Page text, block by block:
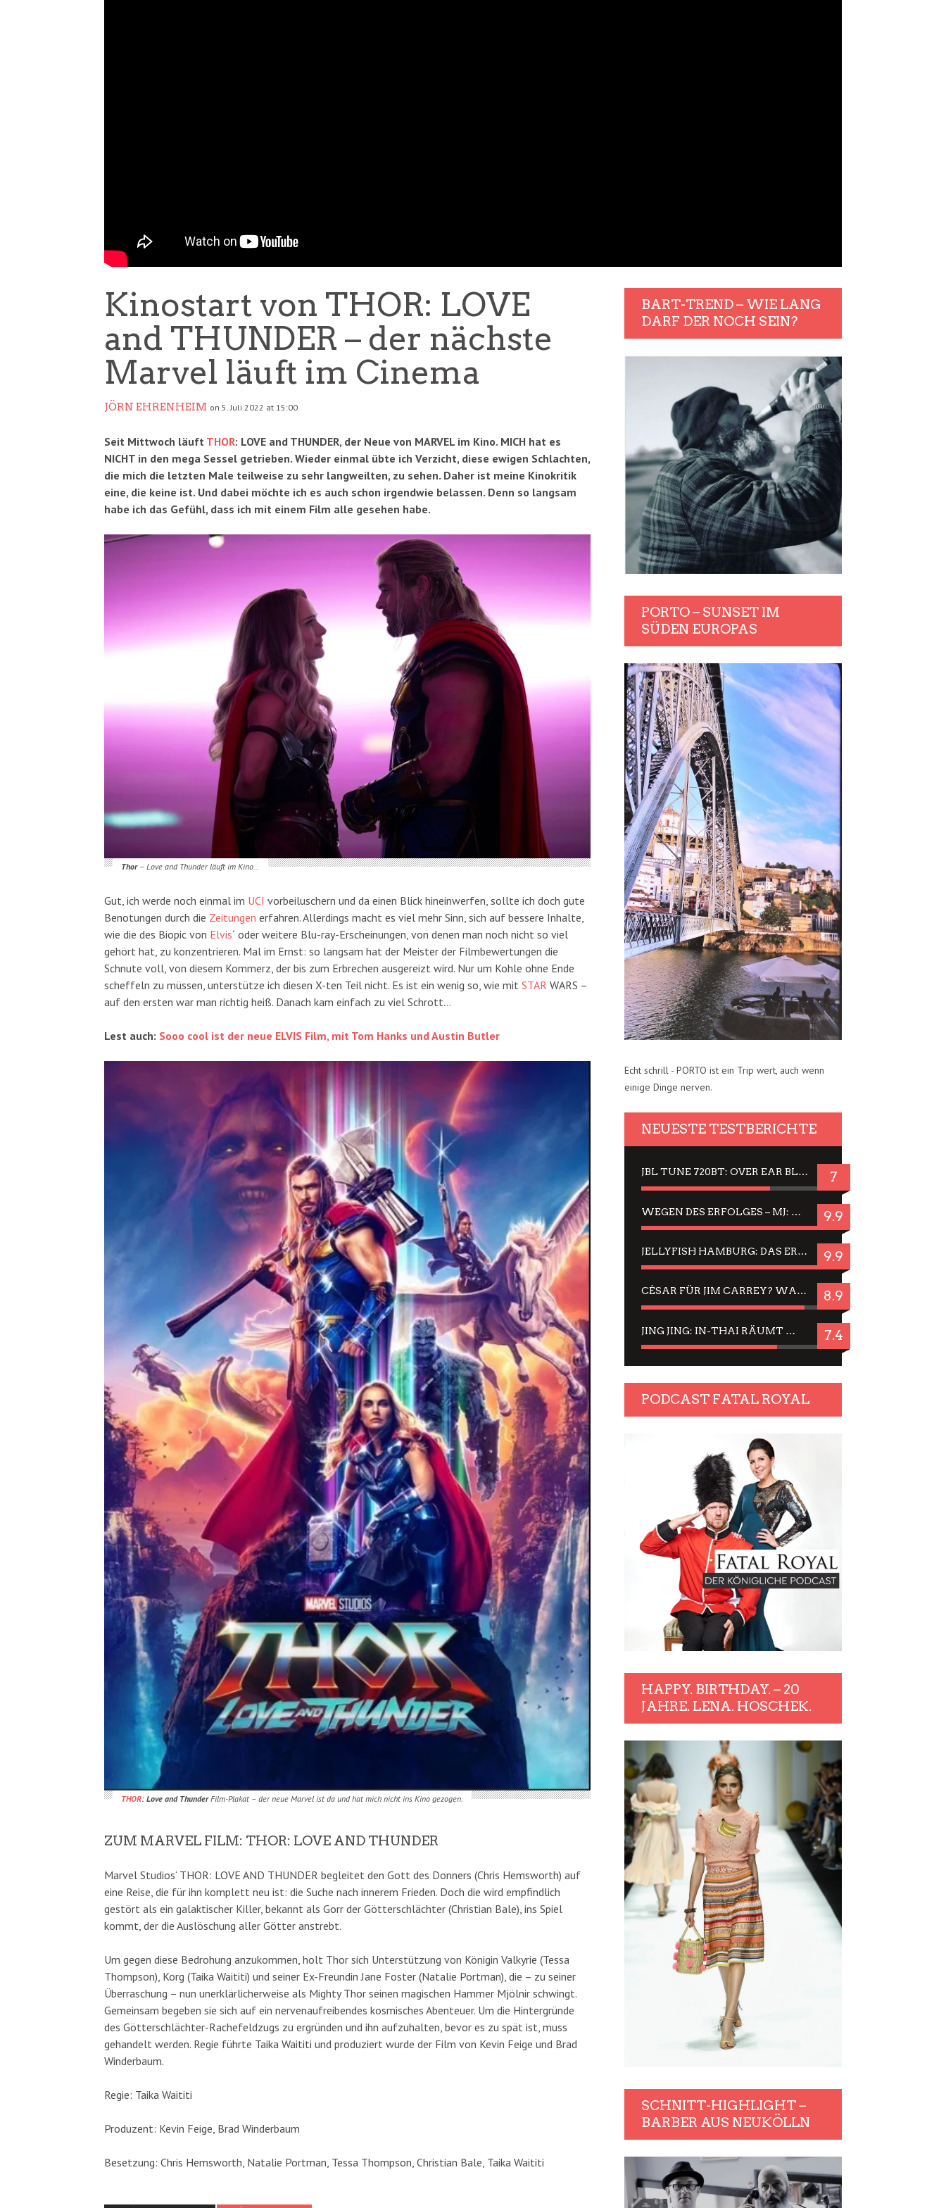
Kinostart von THOR: LOVE
and THUNDER – der nächste
Marvel läuft im Cinema
JÖRN EHRENHEIM on 5. Juli 2022 at 15:00
Seit Mittwoch läuft THOR: LOVE and THUNDER, der Neue von MARVEL im Kino. MICH hat es
NICHT in den mega Sessel getrieben. Wieder einmal übte ich Verzicht, diese ewigen Schlachten,
die mich die letzten Male teilweise zu sehr langweilten, zu sehen. Daher ist meine Kinokritik
eine, die keine ist. Und dabei möchte ich es auch schon irgendwie belassen. Denn so langsam
habe ich das Gefühl, dass ich mit einem Film alle gesehen habe.
Thor– Love and Thunder läuft im Kino…
Gut, ich werde noch einmal im UCI vorbeiluschern und da einen Blick hineinwerfen, sollte ich doch gute
Benotungen durch die Zeitungen erfahren. Allerdings macht es viel mehr Sinn, sich auf bessere Inhalte,
wie die des Biopic von Elvis´ oder weitere Blu-ray-Erscheinungen, von denen man noch nicht so viel
gehört hat, zu konzentrieren. Mal im Ernst: so langsam hat der Meister der Filmbewertungen die
Schnute voll, von diesem Kommerz, der bis zum Erbrechen ausgereizt wird. Nur um Kohle ohne Ende
scheffeln zu müssen, unterstütze ich diesen X-ten Teil nicht. Es ist ein wenig so, wie mit STAR WARS –
auf den ersten war man richtig heiß. Danach kam einfach zu viel Schrott…
Lest auch: Sooo cool ist der neue ELVIS Film, mit Tom Hanks und Austin Butler
THOR: Love and ThunderFilm-Plakat – der neue Marvel ist da und hat mich nicht ins Kino gezogen.
ZUM MARVEL FILM: THOR: LOVE AND THUNDER
Marvel Studios‘ THOR: LOVE AND THUNDER begleitet den Gott des Donners (Chris Hemsworth) auf
eine Reise, die für ihn komplett neu ist: die Suche nach innerem Frieden. Doch die wird empfindlich
gestört als ein galaktischer Killer, bekannt als Gorr der Götterschlächter (Christian Bale), ins Spiel
kommt, der die Auslöschung aller Götter anstrebt.
Um gegen diese Bedrohung anzukommen, holt Thor sich Unterstützung von Königin Valkyrie (Tessa
Thompson), Korg (Taika Waititi) und seiner Ex-Freundin Jane Foster (Natalie Portman), die – zu seiner
Überraschung – nun unerklärlicherweise als Mighty Thor seinen magischen Hammer Mjölnir schwingt.
Gemeinsam begeben sie sich auf ein nervenaufreibendes kosmisches Abenteuer. Um die Hintergründe
des Götterschlächter-Rachefeldzugs zu ergründen und ihn aufzuhalten, bevor es zu spät ist, muss
gehandelt werden. Regie führte Taika Waititi und produziert wurde der Film von Kevin Feige und Brad
Winderbaum.
Regie: Taika Waititi
Produzent: Kevin Feige, Brad Winderbaum
Besetzung: Chris Hemsworth, Natalie Portman, Tessa Thompson, Christian Bale, Taika Waititi
BART-TREND – WIE LANG
DARF DER NOCH SEIN?
PORTO – SUNSET IM
SÜDEN EUROPAS
Echt schrill - PORTO ist ein Trip wert, auch wenn
einige Dinge nerven.
NEUESTE TESTBERICHTE
JBL TUNE 720BT: OVER EAR BLUETOOTH KOPFHÖRER UM DIE 50,-€ IM DAUER-TEST 7
WEGEN DES ERFOLGES – MJ: MICHAEL JACKSON MUSICAL IN EINER MATINEE SEHEN 9.9
JELLYFISH HAMBURG: DAS ERFOLGREICHE SOMMER-MENÜ 2025 IN GEFÜHLEN UND BILDERN 9.9
CÉSAR FÜR JIM CARREY? WARUM DAS EINER DER NERVIGSTEN ACTORS IST UND BLEIBT 8.9
JING JING: IN-THAI RÄUMT WIEDER TITEL AB – EIN ZWEI-STUNDEN-ERLEBNISBERICHT 7.4
PODCAST FATAL ROYAL
HAPPY. BIRTHDAY. – 20
JAHRE. LENA. HOSCHEK.
SCHNITT-HIGHLIGHT –
BARBER AUS NEUKÖLLN